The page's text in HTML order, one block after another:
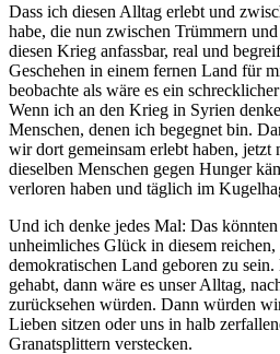
Dass ich diesen Alltag erlebt und
habe, die nun zwischen Trümmern
diesen Krieg anfassbar, real und
Geschehen in einem fernen Land für
beobachte als wäre es ein
Wenn ich an den Krieg in Syrien
Menschen, denen ich begegnet bin.
wir dort gemeinsam erlebt haben, jetzt
dieselben Menschen gegen Hunger
verloren haben und täglich im
Und ich denke jedes Mal: Das
unheimliches Glück in diesem reichen,
demokratischen Land geboren zu
gehabt, dann wäre es unser Alltag,
zurücksehen würden. Dann würden
Lieben sitzen oder uns in halb
Granatsplittern verstecken.